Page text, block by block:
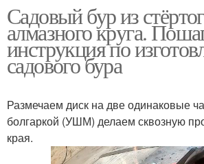
Садовый бур из
алмазного круга.
инструкция по
садового бура
Размечаем диск на две одинаковые
болгаркой (УШМ) делаем сквозную
края.